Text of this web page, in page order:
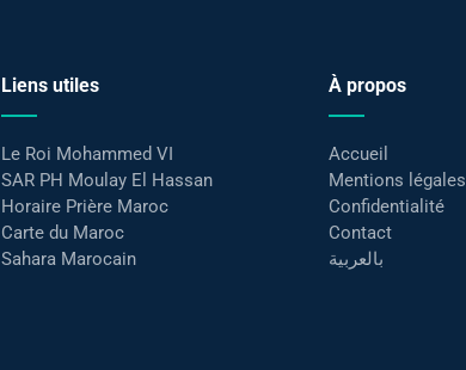
Liens utiles
Le Roi Mohammed VI
SAR PH Moulay El Hassan
Horaire Prière Maroc
Carte du Maroc
Sahara Marocain
À propos
Accueil
Mentions légales
Confidentialité
Contact
بالعربية